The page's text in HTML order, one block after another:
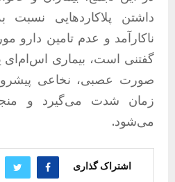
داشتن پلاکاردهایی نسبت
ناکارآمد و عدم تامین دارو
گفتنی است، بیماری اس‌ام‌ای
صورت عصبی، نخاعی
زمان شدت می‌گیرد و
می‌شود.
اشتراک گذاری